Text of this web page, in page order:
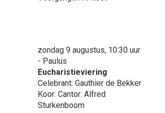
zondag 9 augustus, 10:30 uur
- Paulus
Eucharistieviering
Celebrant: Gauthier de Bekker
Koor: Cantor: Alfred
Sturkenboom